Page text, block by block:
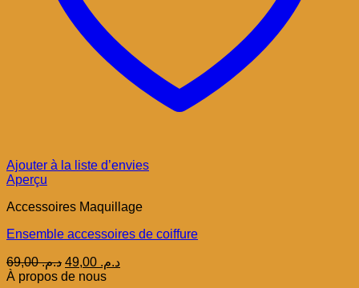
Ajouter à la liste d’envies
Aperçu
Accessoires Maquillage
Ensemble accessoires de coiffure
د.م.69,00
Le
prix
د.م.Le
À propos de nous